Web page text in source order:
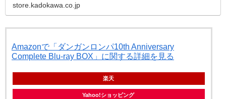
store.kadokawa.co.jp
Amazonで「ダンガンロンパ10th Anniversary
Complete Blu-ray BOX」に関する詳細を見る
楽天
Yahoo!ショッピング